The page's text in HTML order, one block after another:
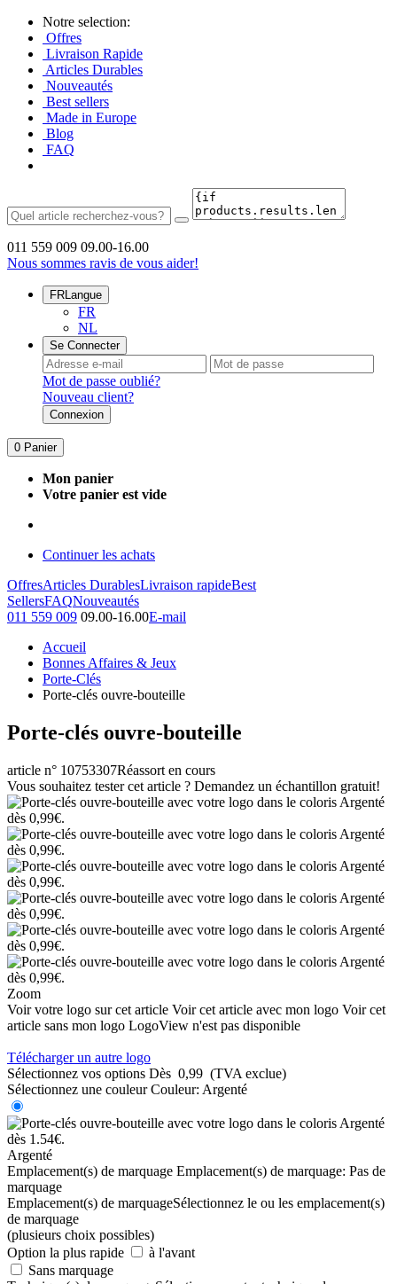
Notre selection:
Offres
Livraison Rapide
Articles Durables
Nouveautés
Best sellers
Made in Europe
Blog
FAQ
011 559 009 09.00-16.00
Nous sommes ravis de vous aider!
FRLangue
FR
NL
Se Connecter
Mot de passe oublié?
Nouveau client?
Connexion
0 Panier
Mon panier
Votre panier est vide
Continuer les achats
OffresArticles DurablesLivraison rapideBest
SellersFAQNouveautés
011 559 009 09.00-16.00E-mail
Accueil
Bonnes Affaires & Jeux
Porte-Clés
Porte-clés ouvre-bouteille
Porte-clés ouvre-bouteille
article n° 10753307Réassort en cours
Vous souhaitez tester cet article ? Demandez un échantillon gratuit!
Zoom
Voir votre logo sur cet article Voir cet article avec mon logo Voir cet
article sans mon logo LogoView n'est pas disponible
Télécharger un autre logo
Sélectionnez vos options Dès 0,99 (TVA exclue)
Sélectionnez une couleur Couleur: Argenté
Argenté
Emplacement(s) de marquage Emplacement(s) de marquage: Pas de
marquage
Emplacement(s) de marquageSélectionnez le ou les emplacement(s)
de marquage
(plusieurs choix possibles)
Option la plus rapide
à l'avant
Sans marquage